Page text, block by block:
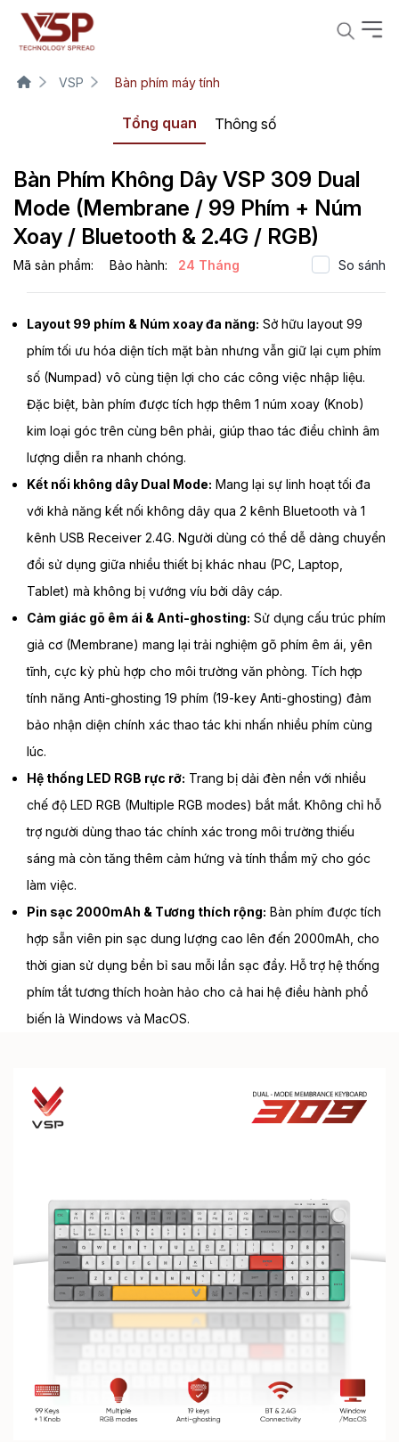
VSP Bàn phím máy tính
Tổng quan Thông số
Bàn Phím Không Dây VSP 309 Dual
Mode (Membrane / 99 Phím + Núm
Xoay / Bluetooth & 2.4G / RGB)
Mã sản phẩm: Bảo hành: 24 Tháng So sánh
Layout 99 phím & Núm xoay đa năng: Sở hữu layout 99
phím tối ưu hóa diện tích mặt bàn nhưng vẫn giữ lại cụm phím
số (Numpad) vô cùng tiện lợi cho các công việc nhập liệu.
Đặc biệt, bàn phím được tích hợp thêm 1 núm xoay (Knob)
kim loại góc trên cùng bên phải, giúp thao tác điều chỉnh âm
lượng diễn ra nhanh chóng.
Kết nối không dây Dual Mode: Mang lại sự linh hoạt tối đa
với khả năng kết nối không dây qua 2 kênh Bluetooth và 1
kênh USB Receiver 2.4G. Người dùng có thể dễ dàng chuyển
đổi sử dụng giữa nhiều thiết bị khác nhau (PC, Laptop,
Tablet) mà không bị vướng víu bởi dây cáp.
Cảm giác gõ êm ái & Anti-ghosting: Sử dụng cấu trúc phím
giả cơ (Membrane) mang lại trải nghiệm gõ phím êm ái, yên
tĩnh, cực kỳ phù hợp cho môi trường văn phòng. Tích hợp
tính năng Anti-ghosting 19 phím (19-key Anti-ghosting) đảm
bảo nhận diện chính xác thao tác khi nhấn nhiều phím cùng
lúc.
Hệ thống LED RGB rực rỡ: Trang bị dải đèn nền với nhiều
chế độ LED RGB (Multiple RGB modes) bắt mắt. Không chỉ hỗ
trợ người dùng thao tác chính xác trong môi trường thiếu
sáng mà còn tăng thêm cảm hứng và tính thẩm mỹ cho góc
làm việc.
Pin sạc 2000mAh & Tương thích rộng: Bàn phím được tích
hợp sẵn viên pin sạc dung lượng cao lên đến 2000mAh, cho
thời gian sử dụng bền bỉ sau mỗi lần sạc đầy. Hỗ trợ hệ thống
phím tắt tương thích hoàn hảo cho cả hai hệ điều hành phổ
biến là Windows và MacOS.